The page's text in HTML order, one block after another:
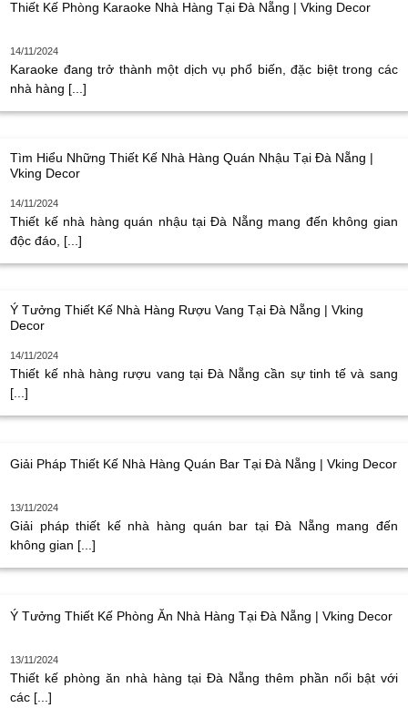
Thiết Kế Phòng Karaoke Nhà Hàng Tại Đà Nẵng | Vking Decor
14/11/2024
Karaoke đang trở thành một dịch vụ phổ biến, đặc biệt trong các
nhà hàng [...]
Tìm Hiểu Những Thiết Kế Nhà Hàng Quán Nhậu Tại Đà Nẵng |
Vking Decor
14/11/2024
Thiết kế nhà hàng quán nhậu tại Đà Nẵng mang đến không gian
độc đáo, [...]
Ý Tưởng Thiết Kế Nhà Hàng Rượu Vang Tại Đà Nẵng | Vking
Decor
14/11/2024
Thiết kế nhà hàng rượu vang tại Đà Nẵng cần sự tinh tế và sang
[...]
Giải Pháp Thiết Kế Nhà Hàng Quán Bar Tại Đà Nẵng | Vking Decor
13/11/2024
Giải pháp thiết kế nhà hàng quán bar tại Đà Nẵng mang đến
không gian [...]
Ý Tưởng Thiết Kế Phòng Ăn Nhà Hàng Tại Đà Nẵng | Vking Decor
13/11/2024
Thiết kế phòng ăn nhà hàng tại Đà Nẵng thêm phần nổi bật với
các [...]